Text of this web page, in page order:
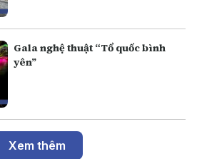
Gala nghệ thuật “Tổ quốc bình
yên”
Xem thêm